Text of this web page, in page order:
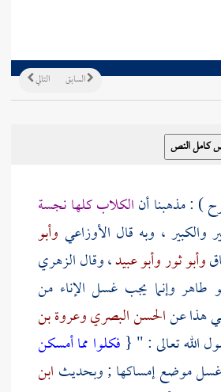
التالي السابق
) : مذهبنا أنالكلاب كلها نجسة
والكبير ، وبه قال الأوزاعي وأبو
وأبو ثوروأبو عبيد، وقالالزهري
طاهر وإنما يجب غسل الإناء من
هذا عنالحسن البصريوعروة بن
الله تعالى : " { فكلوا مما أمسكن
موضع إمساكها ; وبحديث ابن